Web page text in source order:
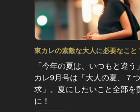
東カレの素敵な大人に必要なこと
「今年の夏は、いつもと違う
カレ9月号は「大人の夏、７
求」。夏にしたいこと全部を
に！